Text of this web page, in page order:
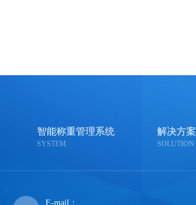
智能称重管理系统
SYSTEM
解决方案
SOLUTION
E-mail：